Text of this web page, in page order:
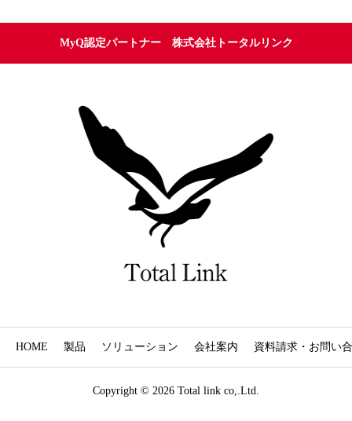
MyQ認定パートナー 株式会社トータルリンク
HOME 製品 ソリューション 会社案内 資料請求・お問い
Copyright © 2026 Total link co,.Ltd.